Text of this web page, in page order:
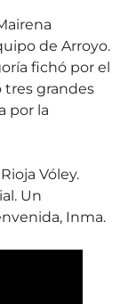
de Arroyo.
fichó por el
tres grandes
por la
Vóley.
Un
Inma.